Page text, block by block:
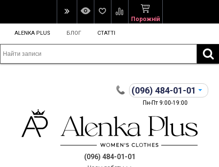
Порожній
ALENKA PLUS БЛОГ СТАТТІ
(096) 484-01-01
Пн-Пт 9:00-19:00
(096) 484-01-01